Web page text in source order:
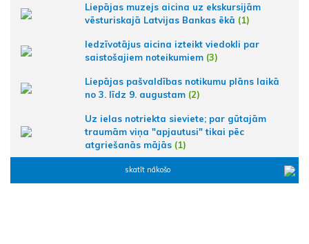
Liepājas muzejs aicina uz ekskursijām
vēsturiskajā Latvijas Bankas ēkā (1)
Iedzīvotājus aicina izteikt viedokli par
saistošajiem noteikumiem (3)
Liepājas pašvaldības notikumu plāns laikā
no 3. līdz 9. augustam (2)
Uz ielas notriekta sieviete; par gūtajām
traumām viņa "apjautusi" tikai pēc
atgriešanās mājās (1)
skatīt nākošo